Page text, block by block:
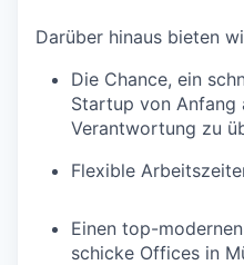
Darüber hinaus bieten
Die Chance, ein
Startup von Anfang
Verantwortung zu
Flexible
Einen top-
schicke Offices in